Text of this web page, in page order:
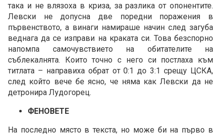
така и не влязоха в криза, за разлика от опонентите.
Левски не допусна две поредни поражения в
първенството, а винаги намираше начин след загуба
веднага да се изправи на краката си. Това безспорно
напомпа самочувствието на обитателите на
съблекалнята. Които точно с него си постлаха към
титлата – направиха обрат от 0:1 до 3:1 срещу ЦСКА,
след който вече бе ясно, че няма как Левски да не
детронира Лудогорец.
ФЕНОВЕТЕ
На последно място в текста, но може би на първо в